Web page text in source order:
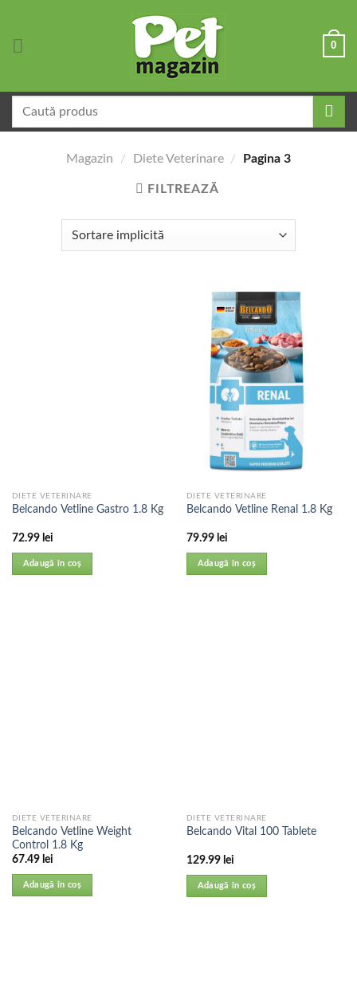
0
după:
Magazin / Diete Veterinare / Pagina 3
FILTREAZĂ
DIETE VETERINARE
Belcando Vetline Gastro 1.8 Kg
72.99 lei
Adaugă în coș
DIETE VETERINARE
Belcando Vetline Renal 1.8 Kg
79.99 lei
Adaugă în coș
DIETE VETERINARE
Belcando Vetline Weight
Control 1.8 Kg
67.49 lei
Adaugă în coș
DIETE VETERINARE
Belcando Vital 100 Tablete
129.99 lei
Adaugă în coș